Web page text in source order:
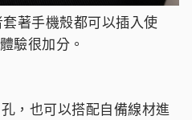
著手機殼都可以插入使
驗很加分。
，也可以搭配自備線材進